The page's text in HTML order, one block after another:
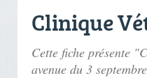
Clinique
Cette fiche présente
avenue du 3 septembre